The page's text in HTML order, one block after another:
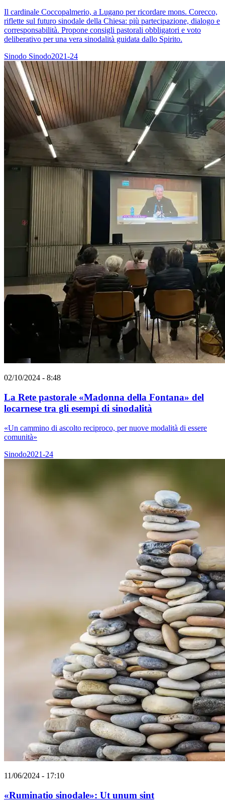
Il cardinale Coccopalmerio, a Lugano per ricordare mons. Corecco,
riflette sul futuro sinodale della Chiesa: più partecipazione, dialogo e
corresponsabilità. Propone consigli pastorali obbligatori e voto
deliberativo per una vera sinodalità guidata dallo Spirito.
Sinodo Sinodo2021-24
02/10/2024 - 8:48
La Rete pastorale «Madonna della Fontana» del
locarnese tra gli esempi di sinodalità
«Un cammino di ascolto reciproco, per nuove modalità di essere
comunità»
Sinodo2021-24
11/06/2024 - 17:10
«Ruminatio sinodale»: Ut unum sint